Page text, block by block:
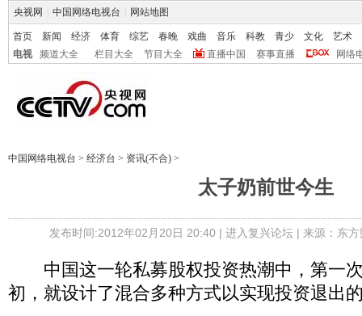
央视网 中国网络电视台 网站地图
首页 新闻 经济 体育 综艺 春晚 戏曲 音乐 科教 青少 文化
艺术
电视
频道大全 栏目大全 节目大全 直播中国 赛事直播 网络
中国网络电视台 > 经济台 > 资讯(不合) >
太子奶前世今生
发布时间:2012年02月20日 20:40 | 进入复兴论坛| 来源：东
中国这一轮私募股权投资热潮中，第一
初，就设计了混合多种方式以实现投资退出